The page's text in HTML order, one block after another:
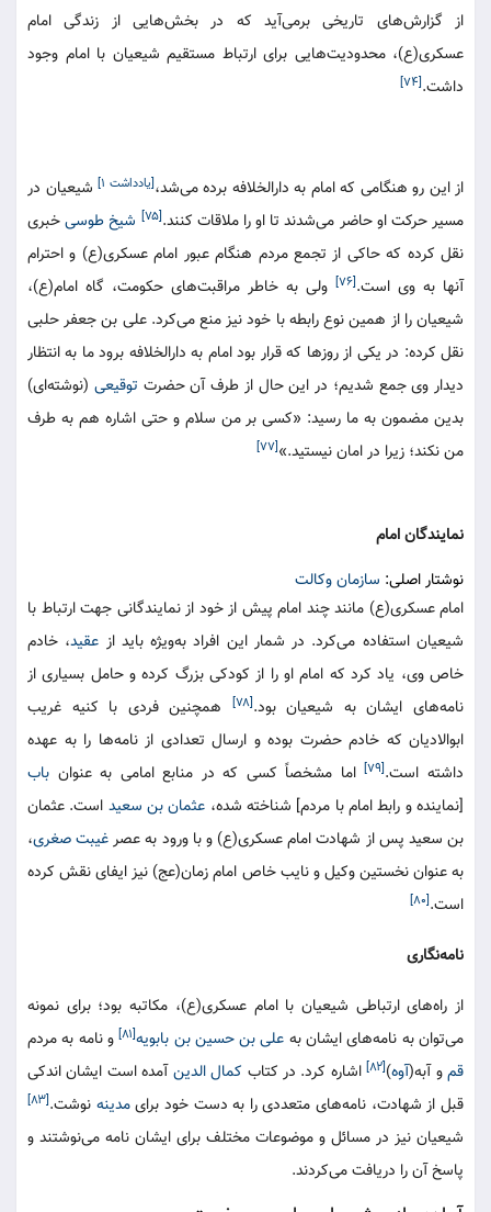
از گزارش‌های تاریخی برمی‌آید که در بخش‌هایی از زندگی امام
عسکری(ع)، محدودیت‌هایی برای ارتباط مستقیم شیعیان با امام وجود
داشت.[۷۴]
از این رو هنگامی که امام به دارالخلافه برده می‌شد،[یادداشت ۱]
شیعیان در
مسیر حرکت او حاضر می‌شدند تا او را ملاقات کنند.[۷۵] شیخ طوسیخبری
نقل کرده که حاکی از تجمع مردم هنگام عبور امام عسکری(ع) و احترام
آنها به وی است.[۷۶]
ولی به خاطر مراقبت‌های حکومت، گاه امام(ع)،
شیعیان را از همین نوع رابطه با خود نیز منع می‌کرد. علی بن جعفر حلبی
نقل کرده: در یکی از روزها که قرار بود امام به‌ دارالخلافه برود ما به انتظار
دیدار وی جمع شدیم؛ در این حال از طرف آن حضرت توقیعی (نوشته‌ای)
بدین مضمون به ما رسید: «کسی بر من سلام و حتی اشاره هم به طرف
من نکند؛ زیرا در امان نیستید.»[۷۷]
نمایندگان امام
نوشتار اصلی: سازمان وکالت
امام عسکری(ع) مانند چند امام پیش از خود از نمایندگانی جهت ارتباط با
شیعیان استفاده می‌کرد. در شمار این افراد به‌ویژه باید از عقید، خادم
خاص وی، یاد کرد که امام او را از کودکی بزرگ کرده و حامل بسیاری از
نامه‌های ایشان به شیعیان بود.[۷۸]
همچنین فردی با کنیه غریب
ابوالادیان که خادم حضرت بوده و ارسال تعدادی از نامه‌ها را به عهده
داشته است.[۷۹] اما مشخصاً کسی که در منابع امامی به عنوان باب
[نماینده و رابط امام با مردم] شناخته شده، عثمان بن سعید است. عثمان
بن سعید پس از شهادت امام عسکری(ع) و با ورود به عصرغیبت صغری،
به عنوان نخستین وکیل و نایب خاص امام زمان(عج) نیز ایفای نقش کرده
است.[۸۰]
نامه‌نگاری
از راه‌های ارتباطی شیعیان با امام عسکری(ع)، مکاتبه بود؛ برای نمونه
می‌توان به نامه‌های ایشان به علی بن حسین بن بابویه[۸۱]
و نامه به مردم
قمو آبه(آوه)[۸۲] اشاره کرد. در کتاب کمال الدینآمده است ایشان اندکی
قبل از شهادت، نامه‌های متعددی را به دست خود برایمدینه نوشت.[۸۳]
شیعیان نیز در مسائل و موضوعات مختلف برای ایشان نامه می‌نوشتند و
پاسخ آن را دریافت می‌کردند.